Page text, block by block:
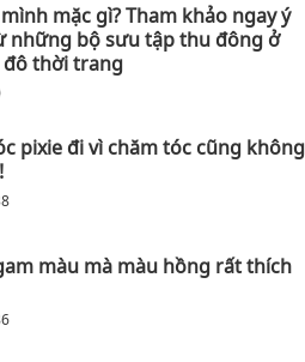
mặc gì? Tham khảo ngay ý
những bộ sưu tập thu đông ở
đô thời trang
pixie đi vì chăm tóc cũng không
màu mà màu hồng rất thích